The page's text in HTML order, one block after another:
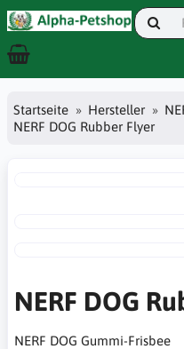
Startseite Hersteller
NERF DOG Rubber Flyer
NERF DOG
NERF DOG Gummi-Frisbee